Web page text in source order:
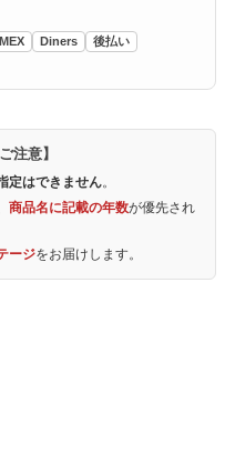
Diners
後払い
注意】
定はできません。
商品名に記載の年数が優先され
ージをお届けします。